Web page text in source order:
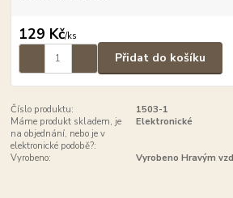
129 Kč/ks
Přidat do košíku
Číslo produktu:
1503-1
Máme produkt skladem, je
na objednání, nebo je v
elektronické podobě?:
Elektronické
Vyrobeno: Vyrobeno Hravým